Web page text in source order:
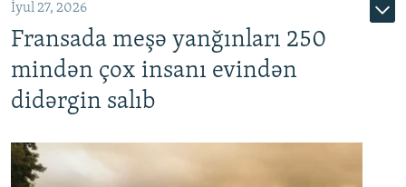
İyul 27, 2026
Fransada meşə yanğınları 250
mindən çox insanı evindən
didərgin salıb